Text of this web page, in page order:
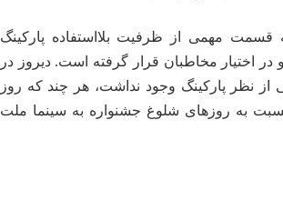
قسمت مهمی از ظرفیت بلااستفاده پارکینگ
اختیار مخاطبان قرار گرفته است. دیروز در
نظر پارکینگ وجود نداشت، هر چند که روز
به روزهای شلوغ جشنواره به سینما ملت